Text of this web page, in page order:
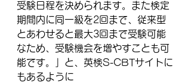
受験日程を決められます。また検定
期間内に同一級を2回まで、従来型
とあわせると最大3回まで受験可能
なため、受験機会を増やすことも可
能です。」と、英検S-CBTサイトに
もあるように